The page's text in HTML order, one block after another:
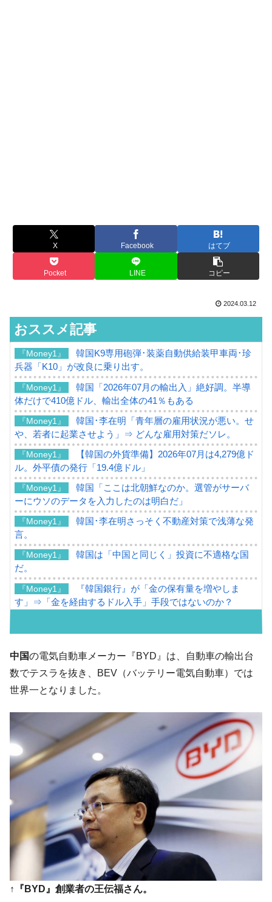
X Facebook はてブ
Pocket LINE コピー
2024.03.12
おススメ記事
『Money1』
韓国K9専用砲弾･装薬自動供給装甲車両･珍
兵器「K10」が改良に乗り出す。
『Money1』
韓国「2026年07月の輸出入」絶好調。半導
体だけで410億ドル、輸出全体の41％もある
『Money1』
韓国･李在明「青年層の雇用状況が悪い。せ
や、若者に起業させよう」⇒ どんな雇用対策だソレ。
『Money1』
【韓国の外貨準備】2026年07月は4,279億ド
ル。外平債の発行「19.4億ドル」
『Money1』
韓国「ここは北朝鮮なのか。選管がサーバ
ーにウソのデータを入力したのは明白だ」
『Money1』
韓国･李在明さっそく不動産対策で浅薄な発
言。
『Money1』
韓国は「中国と同じく」投資に不適格な国
だ。
『Money1』
『韓国銀行』が「金の保有量を増やしま
す」⇒「金を経由するドル入手」手段ではないのか？
ル」まで拡大 ⇒ 海外資金の動きに強く左右される状態
『Money1』
韓国･帰ってきた李在明。李在明を支持しな
い「50.5％」に上昇
『Money1』
韓国大統領府ボンクラ政策室長が告発され
断
『Money1』
韓国･警察職員が「丸刈りになって抗議活
動」
『Money1』
中国だけが鉄鋼輸出を異常増加させる ⇒ 中
国の過剰生産が世界を蝕む。
『Money1』
韓国製造業「半導体絶好調」のウラで他業
種は全般的「不調」⇒ PSIが示す現況は決して良くない。
『Money1』
【米韓激突案件】韓国消費者院が『クーパ
ン』1人当たり賠償10万ウォンを認定 ⇒ 総額3兆7,000億
『Money1』 韓国で猛暑。南東部では干ばつ
『Money1』
韓国型イージス搭載の次世代駆逐艦
中国の電気自動車メーカー『BYD』は、自動車の輸出台
数でテスラを抜き、BEV（バッテリー電気自動車）では
世界一となりました。
↑『BYD』創業者の王伝福さん。